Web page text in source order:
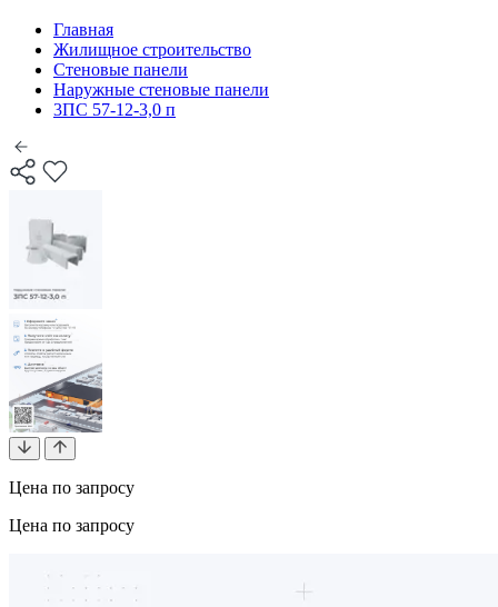
Главная
Жилищное строительство
Стеновые панели
Наружные стеновые панели
3ПС 57-12-3,0 п
Цена по запросу
Цена по запросу